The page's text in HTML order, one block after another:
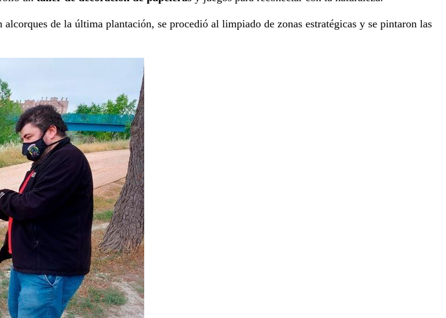
de la última plantación, se procedió al limpiado de zonas estratégicas y se pintaron las